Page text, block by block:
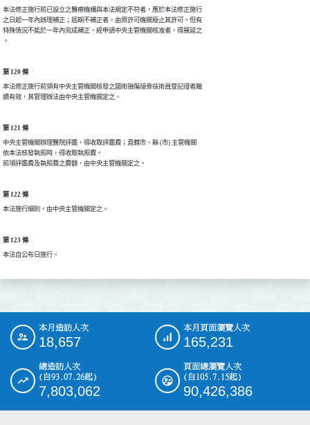
本法修正施行前已設立之醫療機構與本法規定不符者，應於本法修正施行
之日起一年內辦理補正；屆期不補正者，由原許可機關廢止其許可。但有
特殊情況不能於一年內完成補正，經申請中央主管機關核准者，得展延之
。
第 120 條
本法修正施行前領有中央主管機關核發之國術損傷接骨技術員登記證者繼
續有效，其管理辦法由中央主管機關定之。
第 121 條
中央主管機關辦理醫院評鑑，得收取評鑑費；直轄市、縣 (市) 主管機關
依本法核發執照時，得收取執照費。
前項評鑑費及執照費之費額，由中央主管機關定之。
第 122 條
本法施行細則，由中央主管機關定之。
第 123 條
本法自公布日施行。
::: 本月造訪人次
18,657
本月頁面瀏覽人次
165,231
總造訪人次
(自93.07.26起)
7,803,062
頁面總瀏覽人次
(自105.7.15起)
90,426,386